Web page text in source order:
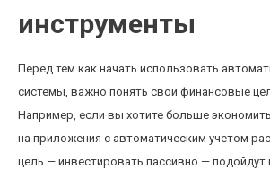
инструменты
Перед тем как начать использовать
системы, важно понять свои финансовые
Например, если вы хотите больше
на приложения с автоматическим учетом
цель — инвестировать пассивно —